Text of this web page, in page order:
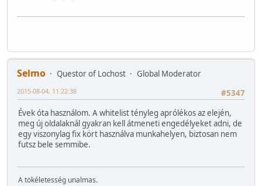
Selmo Questor of Lochost
Global Moderator
#5347
2015-08-04, 11:22:38
Évek óta használom. A whitelist tényleg aprólékos az elején,
meg új oldalaknál gyakran kell átmeneti engedélyeket adni, de
egy viszonylag fix kört használva munkahelyen, biztosan nem
futsz bele semmibe.
A tökéletesség unalmas.